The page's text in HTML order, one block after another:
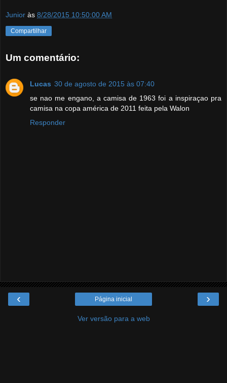
Junior às 8/28/2015 10:50:00 AM
Compartilhar
Um comentário:
Lucas 30 de agosto de 2015 às 07:40
se nao me engano, a camisa de 1963 foi a inspiraçao pra
camisa na copa américa de 2011 feita pela Walon
Responder
‹ ›
Página inicial
Ver versão para a web